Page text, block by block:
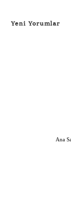
Yeni Yorumlar
Ana